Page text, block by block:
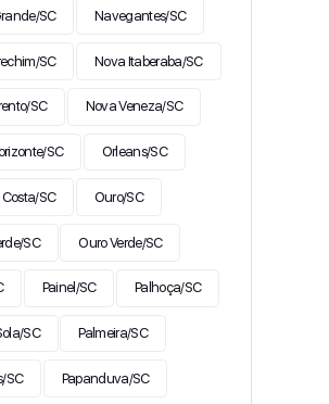
SC Navegantes/SC
SC Nova Itaberaba/SC
SC Nova Veneza/SC
SC Orleans/SC
SC Ouro/SC
SC Ouro Verde/SC
Painel/SC Palhoça/SC
SC Palmeira/SC
SC Papanduva/SC